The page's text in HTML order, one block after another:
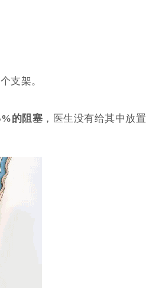
支架。
的阻塞 ，医生没有给其中放置